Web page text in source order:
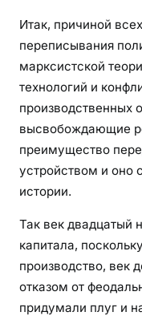
Итак, причиной
переписывания
марксистской
технологий и
производственных
высвобождающие
преимущество
устройством и оно
истории.
Так век двадцатый
капитала,
производство, век
отказом от
придумали плуг и